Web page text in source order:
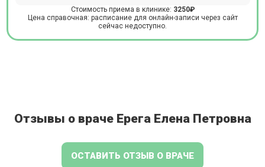
Стоимость приема в клинике: 3250₽
Цена справочная: расписание для онлайн-записи через сайт
сейчас недоступно.
Отзывы о враче Ерега Елена Петровна
ОСТАВИТЬ ОТЗЫВ О ВРАЧЕ